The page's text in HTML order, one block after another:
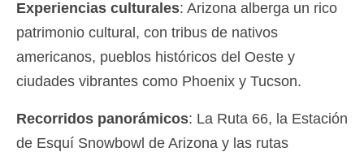
Experiencias culturales: Arizona alberga un rico
patrimonio cultural, con tribus de nativos
americanos, pueblos históricos del Oeste y
ciudades vibrantes como Phoenix y Tucson.
Recorridos panorámicos: La Ruta 66, la Estación
de Esquí Snowbowl de Arizona y las rutas